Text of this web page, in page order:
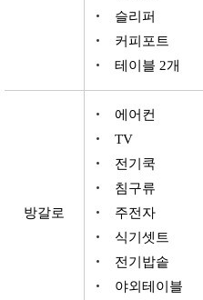
슬리퍼
커피포트
테이블 2개
방갈로
에어컨
TV
전기쿡
침구류
주전자
식기셋트
전기밥솥
야외테이블